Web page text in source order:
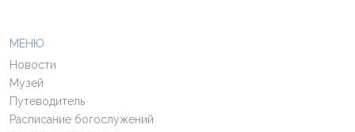
МЕНЮ
Новости
Музей
Путеводитель
Расписание богослужений